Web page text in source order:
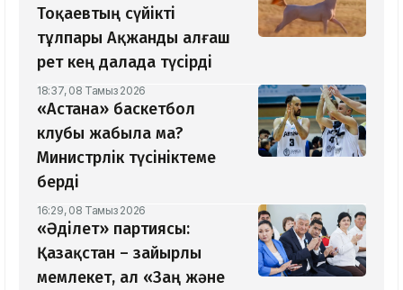
Тоқаевтың сүйікті
тұлпары Ақжанды алғаш
рет кең далада түсірді
18:37, 08 Тамыз 2026
«Астана» баскетбол
клубы жабыла ма?
Министрлік түсініктеме
берді
16:29, 08 Тамыз 2026
«Әділет» партиясы:
Қазақстан – зайырлы
мемлекет, ал «Заң және